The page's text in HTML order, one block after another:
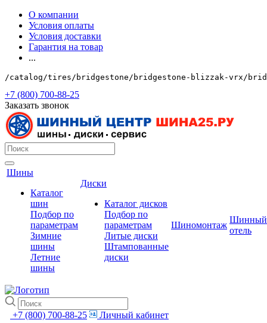
О компании
Условия оплаты
Условия доставки
Гарантия на товар
...
/catalog/tires/bridgestone/bridgestone-blizzak-vrx/
+7 (800) 700-88-25
Заказать звонок
Шины
Каталог
шин
Подбор по
параметрам
Зимние
шины
Летние
шины
Диски
Каталог дисков
Подбор по
параметрам
Литые диски
Штампованные
диски
Шиномонтаж
Шинный
отель
+7 (800) 700-88-25
Личный кабинет